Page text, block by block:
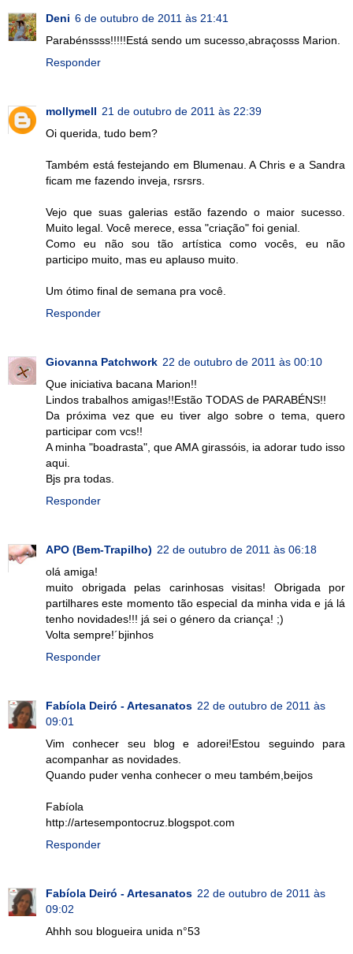
Deni 6 de outubro de 2011 às 21:41
Parabénssss!!!!!Está sendo um sucesso,abraçosss Marion.
Responder
mollymell 21 de outubro de 2011 às 22:39
Oi querida, tudo bem?
Também está festejando em Blumenau. A Chris e a Sandra
ficam me fazendo inveja, rsrsrs.
Vejo que suas galerias estão fazendo o maior sucesso.
Muito legal. Você merece, essa "criação" foi genial.
Como eu não sou tão artística como vocês, eu não
participo muito, mas eu aplauso muito.
Um ótimo final de semana pra você.
Responder
Giovanna Patchwork 22 de outubro de 2011 às 00:10
Que iniciativa bacana Marion!!
Lindos trabalhos amigas!!Estão TODAS de PARABÉNS!!
Da próxima vez que eu tiver algo sobre o tema, quero
participar com vcs!!
A minha "boadrasta", que AMA girassóis, ia adorar tudo isso
aqui.
Bjs pra todas.
Responder
APO (Bem-Trapilho) 22 de outubro de 2011 às 06:18
olá amiga!
muito obrigada pelas carinhosas visitas! Obrigada por
partilhares este momento tão especial da minha vida e já lá
tenho novidades!!! já sei o género da criança! ;)
Volta sempre!´bjinhos
Responder
Fabíola Deiró - Artesanatos 22 de outubro de 2011 às
09:01
Vim conhecer seu blog e adorei!Estou seguindo para
acompanhar as novidades.
Quando puder venha conhecer o meu também,beijos
Fabíola
http://artesempontocruz.blogspot.com
Responder
Fabíola Deiró - Artesanatos 22 de outubro de 2011 às
09:02
Ahhh sou blogueira unida n°53